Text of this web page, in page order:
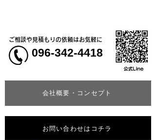
会社概要・コンセプト
ご相談や見積もりの依頼はお気軽に
096-342-4418
お問い合わせはコチラ